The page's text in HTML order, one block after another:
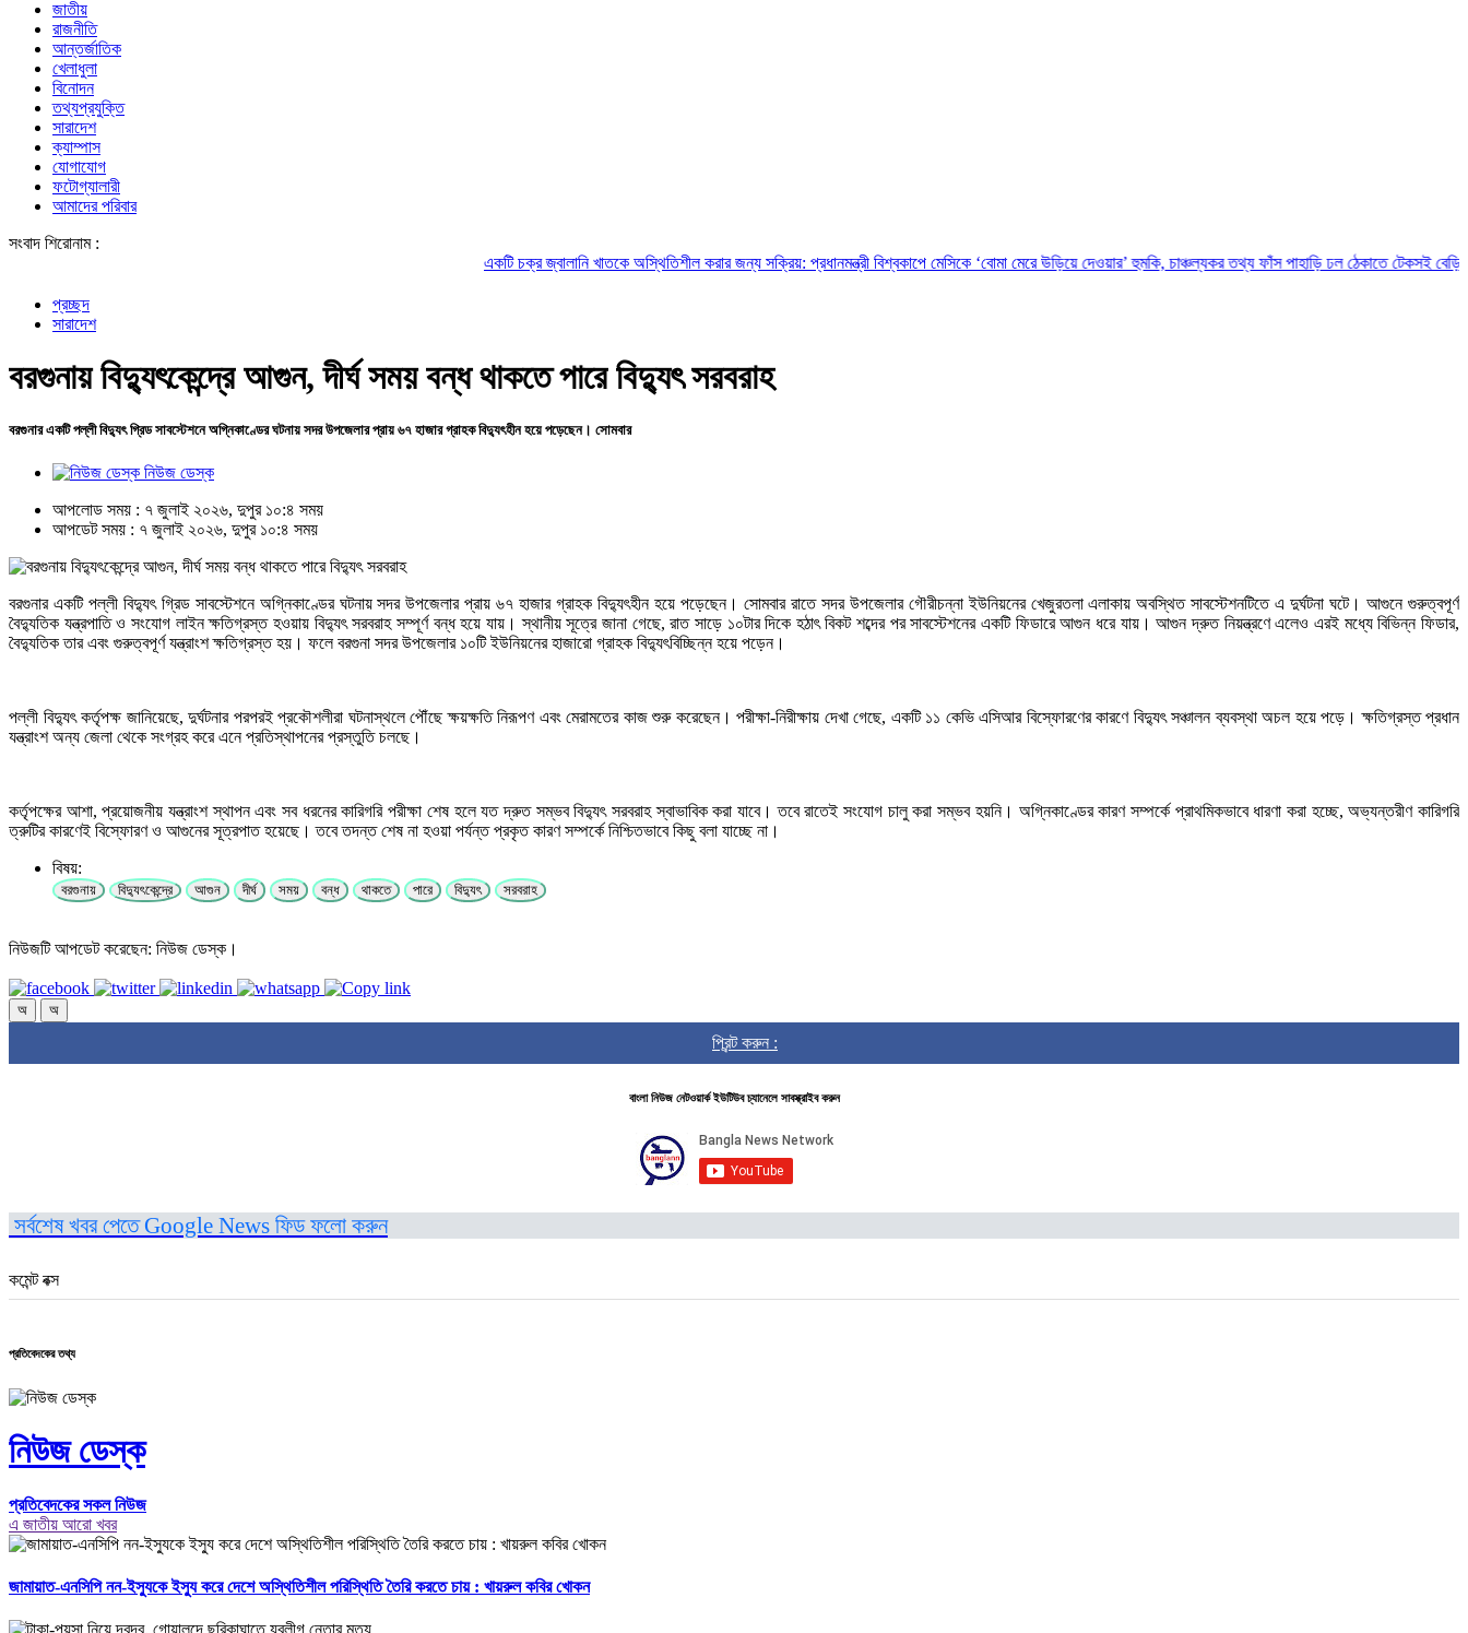
জাতীয়
রাজনীতি
আন্তর্জাতিক
খেলাধুলা
বিনোদন
তথ্যপ্রযুক্তি
সারাদেশ
ক্যাম্পাস
যোগাযোগ
ফটোগ্যালারী
আমাদের পরিবার
সংবাদ শিরোনাম :
একটি চক্র জ্বালানি খাতকে অস্থিতিশীল করার জন্য সক্রিয়: প্রধানমন্ত্রীবিশ্বকাপে মেসিকে ‘বোমা মেরে উড়িয়ে দেওয়ার’ হুমকি, চাঞ্চল্যকর তথ্য ফাঁসপাহাড়ি ঢল ঠেকাতে টেকসই বেড়িবাঁধ নির্মাণ করা
প্রচ্ছদ
সারাদেশ
বরগুনায় বিদ্যুৎকেন্দ্রে আগুন, দীর্ঘ সময় বন্ধ থাকতে পারে বিদ্যুৎ সরবরাহ
বরগুনার একটি পল্লী বিদ্যুৎ গ্রিড সাবস্টেশনে অগ্নিকাণ্ডের ঘটনায় সদর উপজেলার প্রায় ৬৭ হাজার গ্রাহক বিদ্যুৎহীন হয়ে পড়েছেন। সোমবার
নিউজ ডেস্ক
আপলোড সময় : ৭ জুলাই ২০২৬, দুপুর ১০:৪ সময়
আপডেট সময় : ৭ জুলাই ২০২৬, দুপুর ১০:৪ সময়
বরগুনার একটি পল্লী বিদ্যুৎ গ্রিড সাবস্টেশনে অগ্নিকাণ্ডের ঘটনায় সদর উপজেলার প্রায় ৬৭ হাজার গ্রাহক বিদ্যুৎহীন হয়ে পড়েছেন। সোমবার রাতে সদর উপজেলার গৌরীচন্না ইউনিয়নের খেজুরতলা এলাকায় অবস্থিত সাবস্টেশনটিতে এ দুর্ঘটনা ঘটে। আগুনে গুরুত্বপূর্ণ
বৈদ্যুতিক যন্ত্রপাতি ও সংযোগ লাইন ক্ষতিগ্রস্ত হওয়ায় বিদ্যুৎ সরবরাহ সম্পূর্ণ বন্ধ হয়ে যায়। স্থানীয় সূত্রে জানা গেছে, রাত সাড়ে ১০টার দিকে হঠাৎ বিকট শব্দের পর সাবস্টেশনের একটি ফিডারে আগুন ধরে যায়। আগুন দ্রুত নিয়ন্ত্রণে এলেও এরই মধ্যে বিভিন্ন ফিডার,
বৈদ্যুতিক তার এবং গুরুত্বপূর্ণ যন্ত্রাংশ ক্ষতিগ্রস্ত হয়। ফলে বরগুনা সদর উপজেলার ১০টি ইউনিয়নের হাজারো গ্রাহক বিদ্যুৎবিচ্ছিন্ন হয়ে পড়েন।
পল্লী বিদ্যুৎ কর্তৃপক্ষ জানিয়েছে, দুর্ঘটনার পরপরই প্রকৌশলীরা ঘটনাস্থলে পৌঁছে ক্ষয়ক্ষতি নিরূপণ এবং মেরামতের কাজ শুরু করেছেন। পরীক্ষা-নিরীক্ষায় দেখা গেছে, একটি ১১ কেভি এসিআর বিস্ফোরণের কারণে বিদ্যুৎ সঞ্চালন ব্যবস্থা অচল হয়ে পড়ে। ক্ষতিগ্রস্ত প্রধান
যন্ত্রাংশ অন্য জেলা থেকে সংগ্রহ করে এনে প্রতিস্থাপনের প্রস্তুতি চলছে।
কর্তৃপক্ষের আশা, প্রয়োজনীয় যন্ত্রাংশ স্থাপন এবং সব ধরনের কারিগরি পরীক্ষা শেষ হলে যত দ্রুত সম্ভব বিদ্যুৎ সরবরাহ স্বাভাবিক করা যাবে। তবে রাতেই সংযোগ চালু করা সম্ভব হয়নি। অগ্নিকাণ্ডের কারণ সম্পর্কে প্রাথমিকভাবে ধারণা করা হচ্ছে, অভ্যন্তরীণ কারিগরি
ত্রুটির কারণেই বিস্ফোরণ ও আগুনের সূত্রপাত হয়েছে। তবে তদন্ত শেষ না হওয়া পর্যন্ত প্রকৃত কারণ সম্পর্কে নিশ্চিতভাবে কিছু বলা যাচ্ছে না।
বিষয়:
বরগুনায় বিদ্যুৎকেন্দ্রে আগুন দীর্ঘ সময় বন্ধ থাকতে পারে বিদ্যুৎ সরবরাহ
নিউজটি আপডেট করেছেন: নিউজ ডেস্ক।
অ অ
প্রিন্ট করুন :
বাংলা নিউজ নেটওয়ার্ক ইউটিউব চ্যানেলে সাবস্ক্রাইব করুন
সর্বশেষ খবর পেতে Google News ফিড ফলো করুন
কমেন্ট বক্স
প্রতিবেদকের তথ্য
নিউজ ডেস্ক
প্রতিবেদকের সকল নিউজ
এ জাতীয় আরো খবর
জামায়াত-এনসিপি নন-ইস্যুকে ইস্যু করে দেশে অস্থিতিশীল পরিস্থিতি তৈরি করতে চায় : খায়রুল কবির খোকন